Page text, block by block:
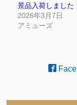
景品入荷しました
2026年3月7日
アミューズ